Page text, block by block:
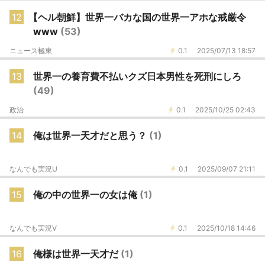
12
【ヘル朝鮮】世界一バカな国の世界一アホな戒厳令
www (53)
0.1 2025/07/13 18:57
ニュース極東
13
世界一の養育費不払いクズ日本男性を死刑にしろ
(49)
0.1 2025/10/25 02:43
政治
14 俺は世界一天才だと思う？ (1)
0.1 2025/09/07 21:11
なんでも実況U
15 俺の中の世界一の女は俺 (1)
0.1 2025/10/18 14:46
なんでも実況V
16 俺様は世界一天才だ (1)